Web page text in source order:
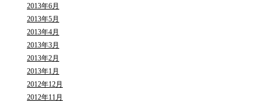
2013年6月
2013年5月
2013年4月
2013年3月
2013年2月
2013年1月
2012年12月
2012年11月